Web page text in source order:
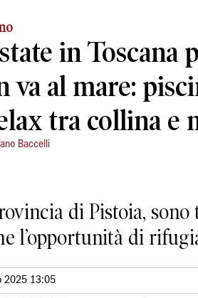
in Toscana
va al mare:
tra collina e
Baccelli
di Pistoia,
l’opportunità di
2025 13:05